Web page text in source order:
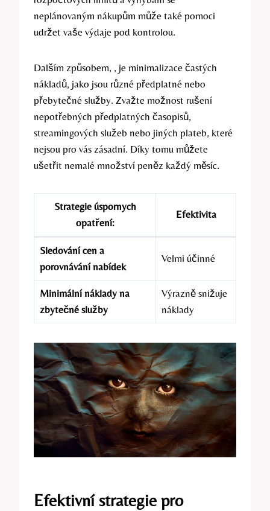
neplánovaným nákupům může také pomoci
udržet vaše výdaje pod kontrolou.
Dalším způsobem, , je minimalizace častých
nákladů, jako jsou různé předplatné nebo
přebytečné služby. Zvažte možnost rušení
nepotřebných předplatných časopisů,
streamingových služeb nebo jiných plateb, které
nejsou pro vás zásadní. Díky tomu můžete
ušetřit nemalé množství peněz každý měsíc.
Strategie úspornych
opatření:
Efektivita
Sledování cen a
porovnávání nabídek
Velmi účinné
Minimální náklady na
zbytečné služby
Výrazně snižuje
náklady
Efektivní strategie pro